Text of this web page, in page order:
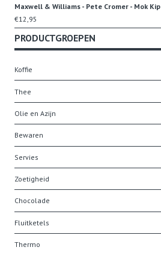
Maxwell & Williams - Pete Cromer - Mok Kip
€12,95
PRODUCTGROEPEN
Koffie
Thee
Olie en Azijn
Bewaren
Servies
Zoetigheid
Chocolade
Fluitketels
Thermo